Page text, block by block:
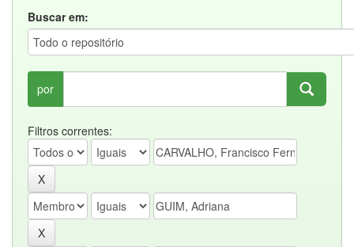
Buscar em:
por
Filtros correntes: